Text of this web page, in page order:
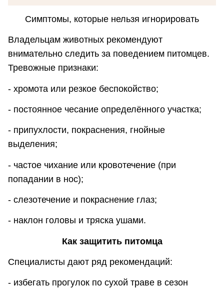
Симптомы, которые нельзя игнорировать
Владельцам животных рекомендуют
внимательно следить за поведением питомцев.
Тревожные признаки:
- хромота или резкое беспокойство;
- постоянное чесание определённого участка;
- припухлости, покраснения, гнойные
выделения;
- частое чихание или кровотечение (при
попадании в нос);
- слезотечение и покраснение глаз;
- наклон головы и тряска ушами.
Как защитить питомца
Специалисты дают ряд рекомендаций:
- избегать прогулок по сухой траве в сезон